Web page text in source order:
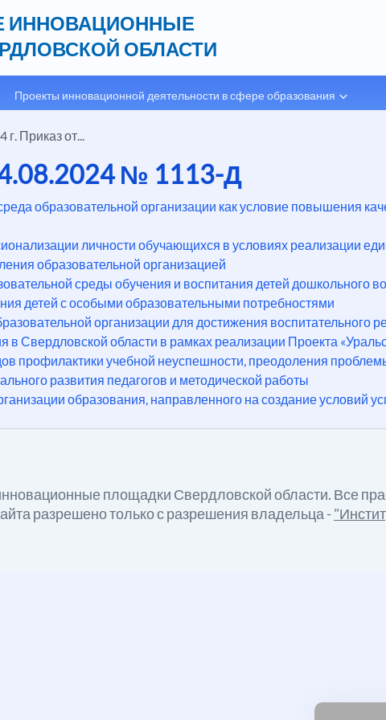
ИННОВАЦИОННЫЕ
ОБЛАСТИ
Проекты инновационной деятельности в сфере образования
г. Приказ от...
№ 1113-Д
образовательной организации как условие повышения
личности обучающихся в условиях реализации
образовательной организацией
среды обучения и воспитания детей дошкольного
детей с особыми образовательными потребностями
организации для достижения воспитательного
в Свердловской области в рамках реализации Проекта
профилактики учебной неуспешности, преодоления
развития педагогов и методической работы
образования, направленного на создание условий
площадки Свердловской области. Все
разрешено только с разрешения владельца -